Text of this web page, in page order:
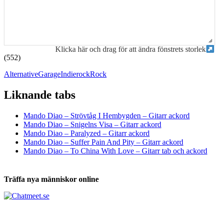
Klicka här och drag för att ändra fönstrets storlek
(552)
AlternativeGarageIndierockRock
Liknande tabs
Mando Diao – Strövtåg I Hembygden – Gitarr ackord
Mando Diao – Snigelns Visa – Gitarr ackord
Mando Diao – Paralyzed – Gitarr ackord
Mando Diao – Suffer Pain And Pity – Gitarr ackord
Mando Diao – To China With Love – Gitarr tab och ackord
Träffa nya människor online